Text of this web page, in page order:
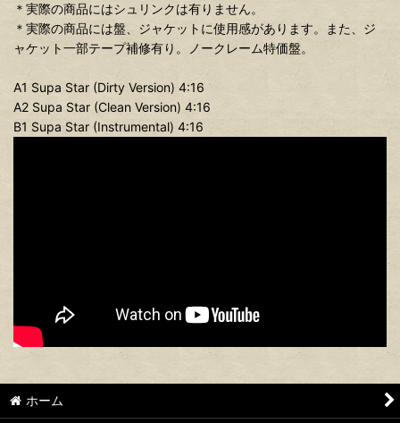
＊実際の商品にはシュリンクは有りません。
＊実際の商品には盤、ジャケットに使用感があります。また、ジ
ャケット一部テープ補修有り。ノークレーム特価盤。
A1 Supa Star (Dirty Version) 4:16
A2 Supa Star (Clean Version) 4:16
B1 Supa Star (Instrumental) 4:16
ホーム